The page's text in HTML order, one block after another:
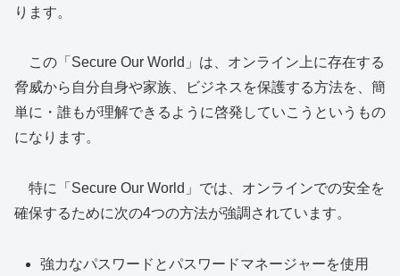
ります。
この「Secure Our World」は、オンライン上に存在する
脅威から⾃分⾃⾝や家族、ビジネスを保護する⽅法を、簡
単に・誰もが理解できるように啓発していこうというもの
になります。
特に「Secure Our World」では、オンラインでの安全を
確保するために次の4つの⽅法が強調されています。
強力なパスワードとパスワードマネージャーを使用